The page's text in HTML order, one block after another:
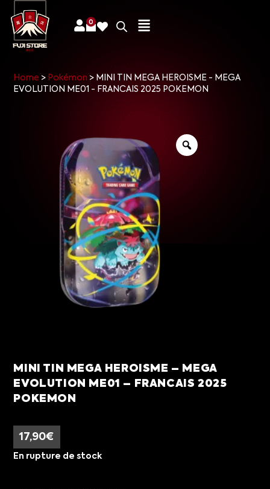
0
Home > Pokémon > MINI TIN MEGA HEROISME - MEGA
EVOLUTION ME01 - FRANCAIS 2025 POKEMON
MINI TIN MEGA HEROISME – MEGA
EVOLUTION ME01 – FRANCAIS 2025
POKEMON
17,90€
En rupture de stock